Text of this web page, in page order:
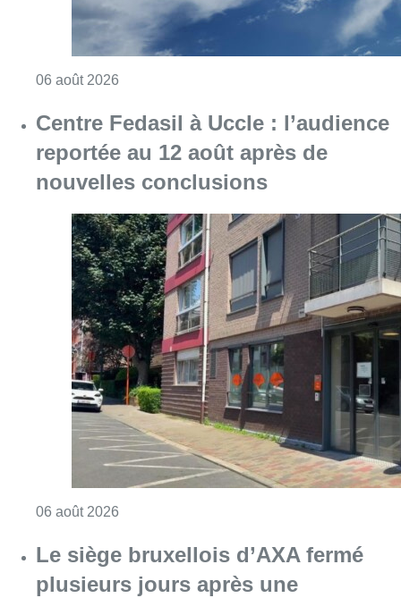
06 août 2026
Centre Fedasil à Uccle : l’audience
reportée au 12 août après de
nouvelles conclusions
06 août 2026
Le siège bruxellois d’AXA fermé
plusieurs jours après une